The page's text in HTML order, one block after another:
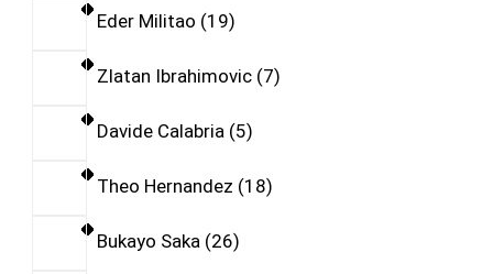
Eder Militao 19
Zlatan Ibrahimovic 7
Davide Calabria 5
Theo Hernandez 18
Bukayo Saka 26